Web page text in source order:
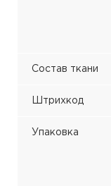
Состав ткани
Штрихкод
Упаковка